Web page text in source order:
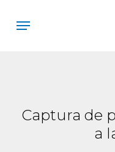
Menu
Captura de
a